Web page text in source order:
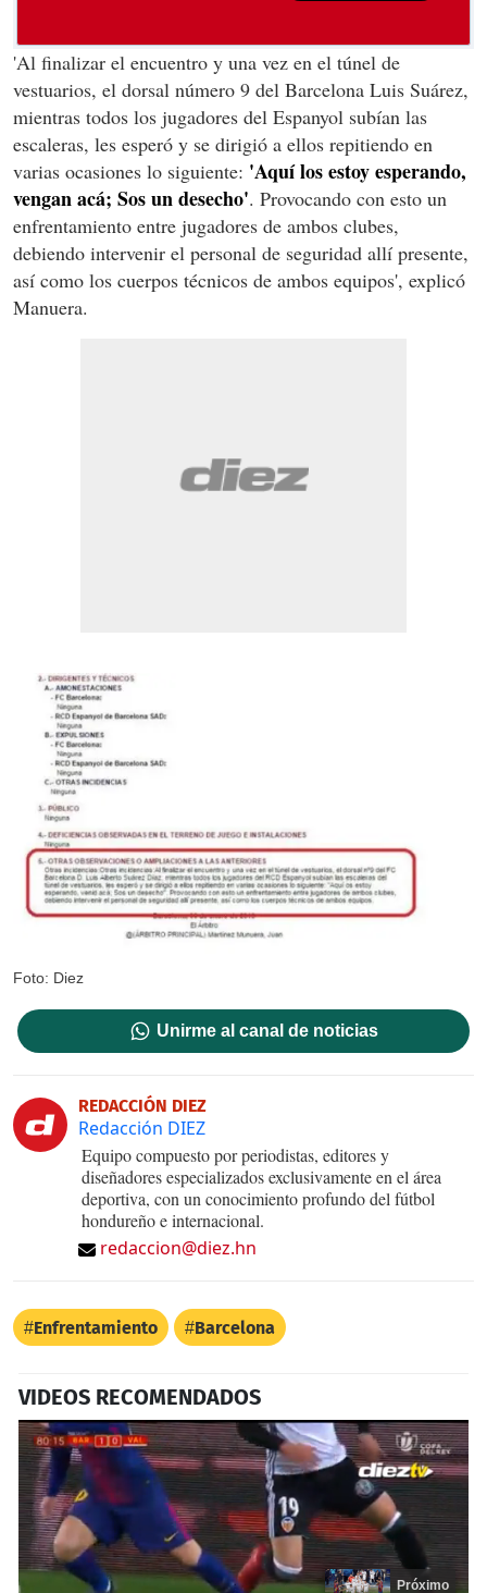
'Al finalizar el encuentro y una vez en el túnel de
vestuarios, el dorsal número 9 del Barcelona Luis Suárez,
mientras todos los jugadores del Espanyol subían las
escaleras, les esperó y se dirigió a ellos repitiendo en
varias ocasiones lo siguiente: 'Aquí los estoy esperando,
vengan acá; Sos un desecho'. Provocando con esto un
enfrentamiento entre jugadores de ambos clubes,
debiendo intervenir el personal de seguridad allí presente,
así como los cuerpos técnicos de ambos equipos', explicó
Manuera.
Foto: Diez
Unirme al canal de noticias
REDACCIÓN DIEZ
Redacción DIEZ
Equipo compuesto por periodistas, editores y
diseñadores especializados exclusivamente en el área
deportiva, con un conocimiento profundo del fútbol
hondureño e internacional.
redaccion@diez.hn
Enfrentamiento Barcelona
VIDEOS RECOMENDADOS
Próximo